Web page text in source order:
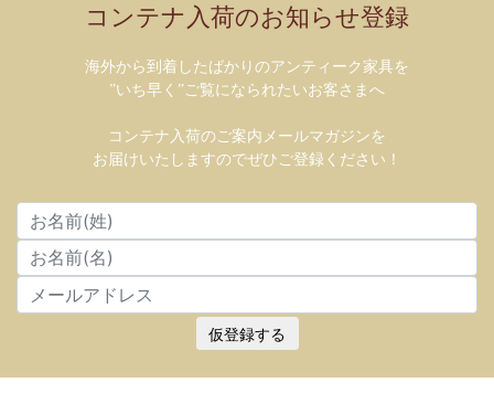
コンテナ入荷のお知らせ登録
海外から到着したばかりのアンティーク家具を
”いち早く”ご覧になられたいお客さまへ
コンテナ入荷のご案内メールマガジンを
お届けいたしますのでぜひご登録ください！
仮登録する